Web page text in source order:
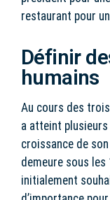
restaurant pour
Définir
humains
Au cours des
a atteint
croissance de
demeure sous les
initialement